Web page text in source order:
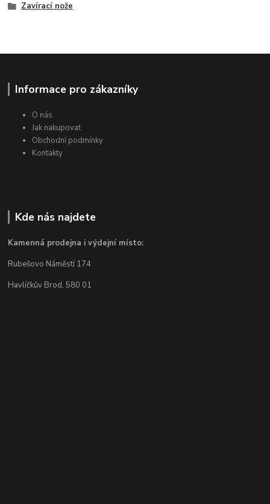
Zavírací nože
Informace pro zákazníky
O nás
Jak nakupovat
Obchodní podmínky
Kontakty
Kde nás najdete
Kamenná prodejna i výdejní místo:
Rubešovo Náměstí 174
Havlíčkův Brod, 580 01